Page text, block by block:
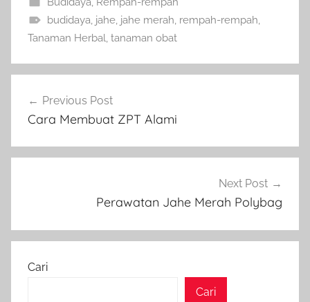
budidaya, jahe, jahe merah, rempah-rempah,
Tanaman Herbal, tanaman obat
pos
Previous Post
Cara Membuat ZPT Alami
Next Post
Perawatan Jahe Merah Polybag
Cari
Cari